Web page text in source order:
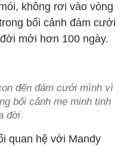
không rơi vào vòng
bối cảnh đám cưới
mới hơn 100 ngày.
đến đám cưới mình vì
bối cảnh mẹ minh tinh
đời
quan hệ với Mandy